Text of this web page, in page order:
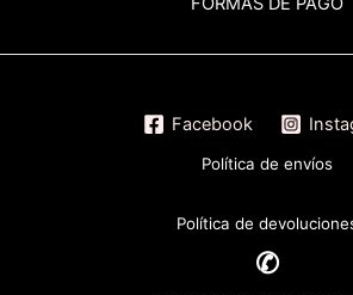
Facebook
Política de envíos
Política de
✆